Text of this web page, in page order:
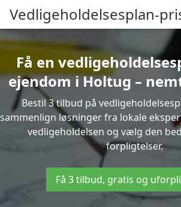
Vedligeholdelsesplan-
Få en
ejendom i Holtug –
Bestil 3 tilbud på
sammenlign løsninger fra lokale
vedligeholdelsen og vælg den
forpligtelser.
Få 3 tilbud, gratis og